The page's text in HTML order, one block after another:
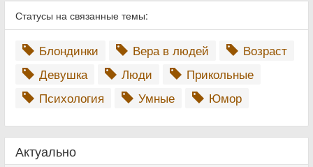
Статусы на связанные темы:
Блондинки Вера в людей
Возраст
Девушка
Люди
Прикольные
Психология
Умные Юмор
Актуально